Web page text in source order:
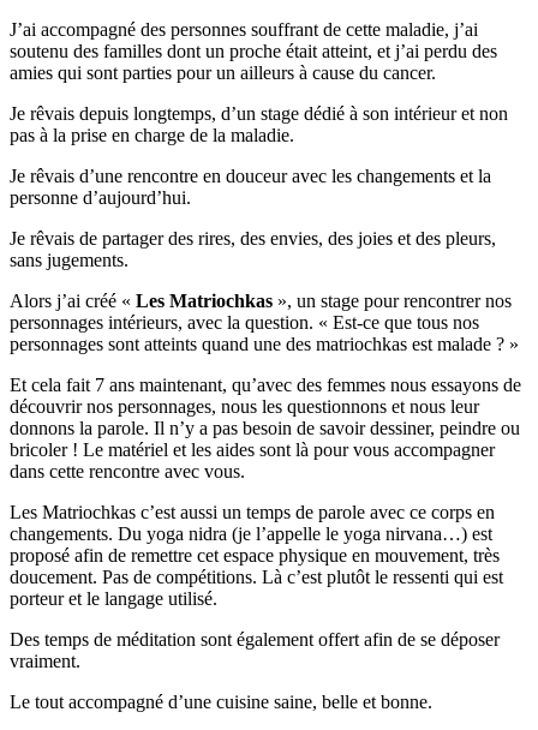
J’ai accompagné des personnes souffrant de cette maladie, j’ai
soutenu des familles dont un proche était atteint, et j’ai perdu des
amies qui sont parties pour un ailleurs à cause du cancer.
Je rêvais depuis longtemps, d’un stage dédié à son intérieur et non
pas à la prise en charge de la maladie.
Je rêvais d’une rencontre en douceur avec les changements et la
personne d’aujourd’hui.
Je rêvais de partager des rires, des envies, des joies et des pleurs,
sans jugements.
Alors j’ai créé « Les Matriochkas », un stage pour rencontrer nos
personnages intérieurs, avec la question. « Est-ce que tous nos
personnages sont atteints quand une des matriochkas est malade ? »
Et cela fait 7 ans maintenant, qu’avec des femmes nous essayons de
découvrir nos personnages, nous les questionnons et nous leur
donnons la parole. Il n’y a pas besoin de savoir dessiner, peindre ou
bricoler! Le matériel et les aides sont là pour vous accompagner
dans cette rencontre avec vous.
Les Matriochkas c’est aussi un temps de parole avec ce corps en
changements. Du yoga nidra (je l’appelle le yoga nirvana…) est
proposé afin de remettre cet espace physique en mouvement, très
doucement. Pas de compétitions. Là c’est plutôt le ressenti qui est
porteur et le langage utilisé.
Des temps de méditation sont également offert afin de se déposer
vraiment.
Le tout accompagné d’une cuisine saine, belle et bonne.